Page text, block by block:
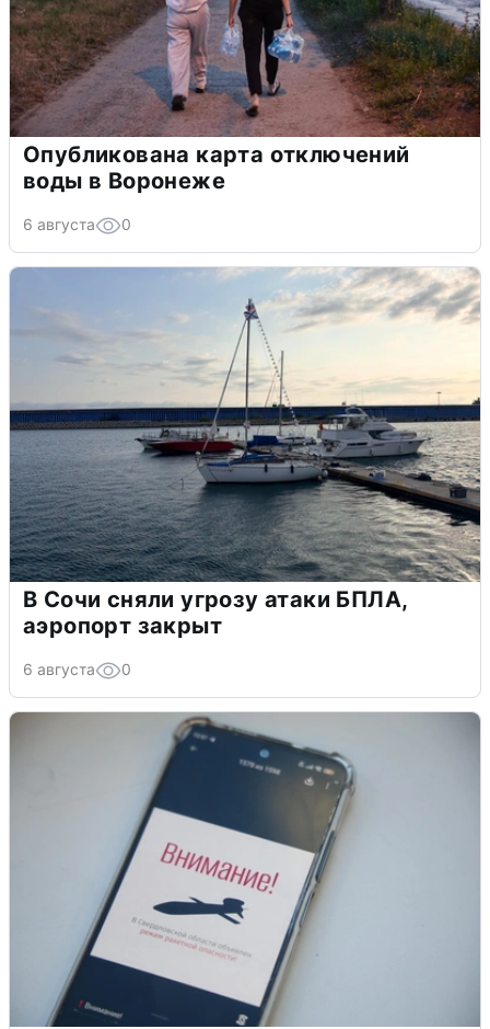
Опубликована карта отключений
воды в Воронеже
6 августа 0
В Сочи сняли угрозу атаки БПЛА,
аэропорт закрыт
6 августа 0